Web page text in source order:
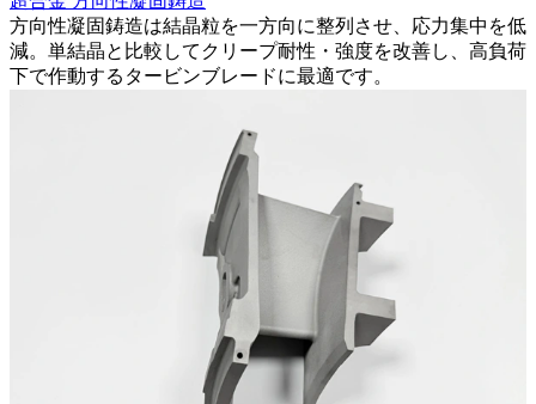
方向性凝固鋳造は結晶粒を一方向に整列させ、応力集中を低
減。単結晶と比較してクリープ耐性・強度を改善し、高負荷
下で作動するタービンブレードに最適です。